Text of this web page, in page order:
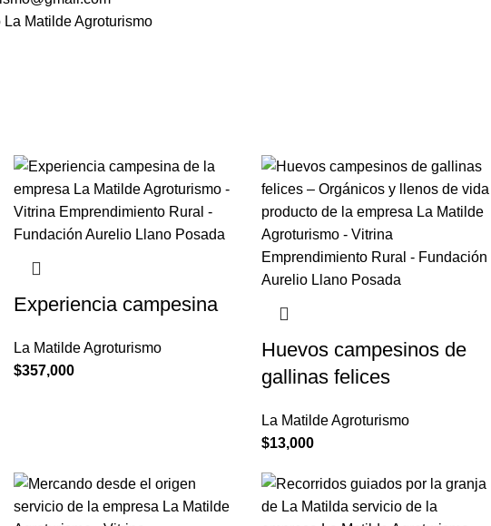
La Matilde Agroturismo
Experiencia campesina
La Matilde Agroturismo
$357,000
Huevos campesinos de
gallinas felices
La Matilde Agroturismo
$13,000